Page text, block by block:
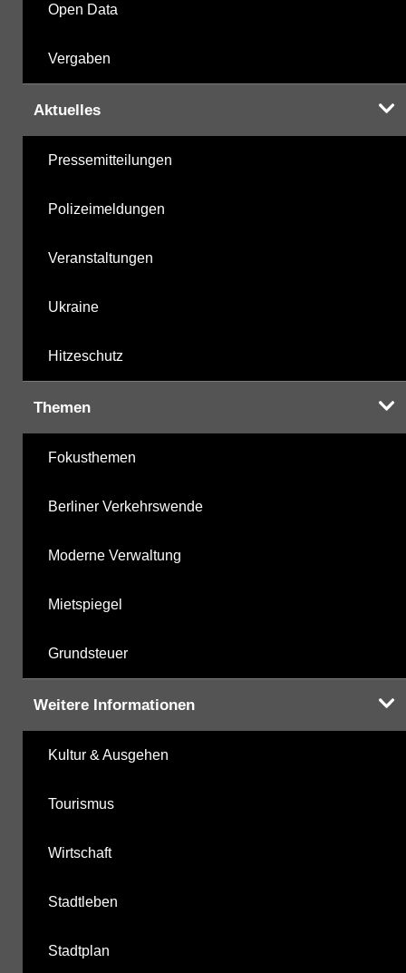
Open Data
Vergaben
Aktuelles
Pressemitteilungen
Polizeimeldungen
Veranstaltungen
Ukraine
Hitzeschutz
Themen
Fokusthemen
Berliner Verkehrswende
Moderne Verwaltung
Mietspiegel
Grundsteuer
Weitere Informationen
Kultur & Ausgehen
Tourismus
Wirtschaft
Stadtleben
Stadtplan